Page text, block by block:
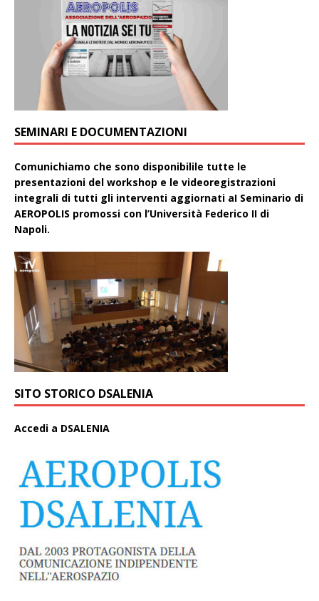
SEMINARI E DOCUMENTAZIONI
Comunichiamo che sono disponibilile tutte le
presentazioni del workshop e le videoregistrazioni
integrali di tutti gli interventi aggiornati aI Seminario di
AEROPOLIS promossi con l’Università Federico II di
Napoli.
SITO STORICO DSALENIA
Accedi a DSALENIA